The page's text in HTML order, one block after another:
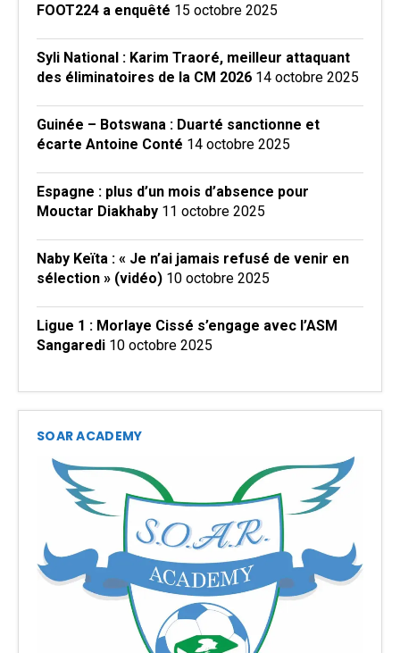
FOOT224 a enquêté 15 octobre 2025
Syli National : Karim Traoré, meilleur attaquant
des éliminatoires de la CM 2026 14 octobre 2025
Guinée – Botswana : Duarté sanctionne et
écarte Antoine Conté 14 octobre 2025
Espagne : plus d’un mois d’absence pour
Mouctar Diakhaby 11 octobre 2025
Naby Keïta : « Je n’ai jamais refusé de venir en
sélection » (vidéo) 10 octobre 2025
Ligue 1 : Morlaye Cissé s’engage avec l’ASM
Sangaredi 10 octobre 2025
SOAR ACADEMY